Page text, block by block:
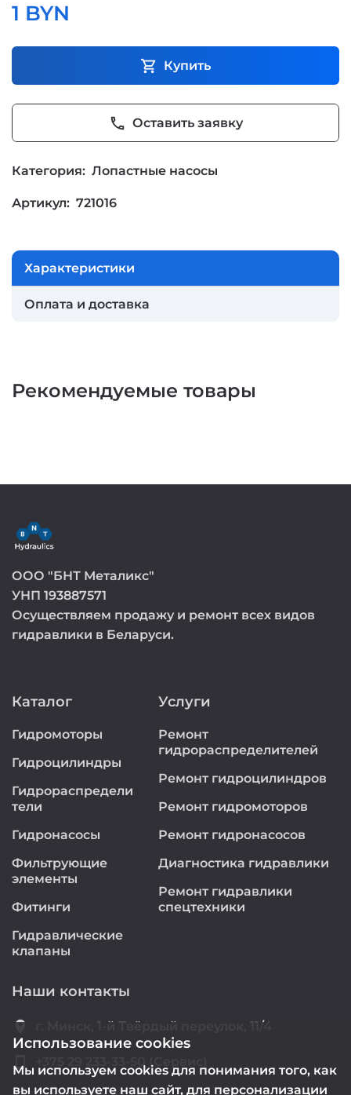
1 BYN
shopping_cart Купить
phone Оставить заявку
Категория: Лопастные насосы
Артикул: 721016
Характеристики
Оплата и доставка
Рекомендуемые товары
ООО "БНТ Металикс"
УНП 193887571
Осуществляем продажу и ремонт всех видов
гидравлики в Беларуси.
Каталог
Гидромоторы
Гидроцилиндры
Гидрораспредели
тели
Гидронасосы
Фильтрующие
элементы
Фитинги
Гидравлические
клапаны
Услуги
Ремонт
гидрораспределителей
Ремонт гидроцилиндров
Ремонт гидромоторов
Ремонт гидронасосов
Диагностика гидравлики
Ремонт гидравлики
спецтехники
Наши контакты
location_on г. Минск, 1-й Твёрдый переулок, 11/4
smartphone +375 29 233-33-50 (Сервис)
Использование cookies
Мы используем cookies для понимания того, как
вы используете наш сайт, для персонализации